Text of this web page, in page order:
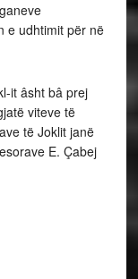
e udhtimit për në
it âsht bâ prej
viteve të
të Joklit janë
E. Çabej